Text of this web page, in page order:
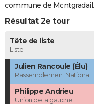
commune de Montgradail.
Résultat 2e tour
Tête de liste
Liste
Julien Rancoule (Élu)
Rassemblement National
Philippe Andrieu
Union de la gauche